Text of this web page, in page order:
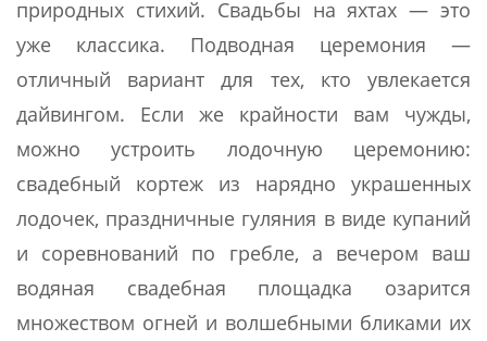
природных стихий. Свадьбы на яхтах — это
уже классика. Подводная церемония —
отличный вариант для тех, кто увлекается
дайвингом. Если же крайности вам чужды,
можно устроить лодочную церемонию:
свадебный кортеж из нарядно украшенных
лодочек, праздничные гуляния в виде купаний
и соревнований по гребле, а вечером ваш
водяная свадебная площадка озарится
множеством огней и волшебными бликами их